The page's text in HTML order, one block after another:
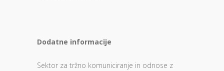
Dodatne informacije
Sektor za tržno komuniciranje in odnose z